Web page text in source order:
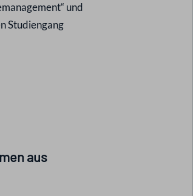
und
Studiengang
aus